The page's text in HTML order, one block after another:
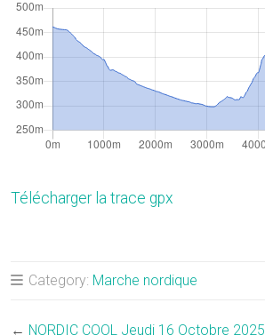
Télécharger la trace gpx
Category: Marche nordique
← NORDIC COOL Jeudi 16 Octobre 2025